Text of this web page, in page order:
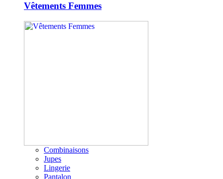
Vêtements Femmes
Combinaisons
Jupes
Lingerie
Pantalon